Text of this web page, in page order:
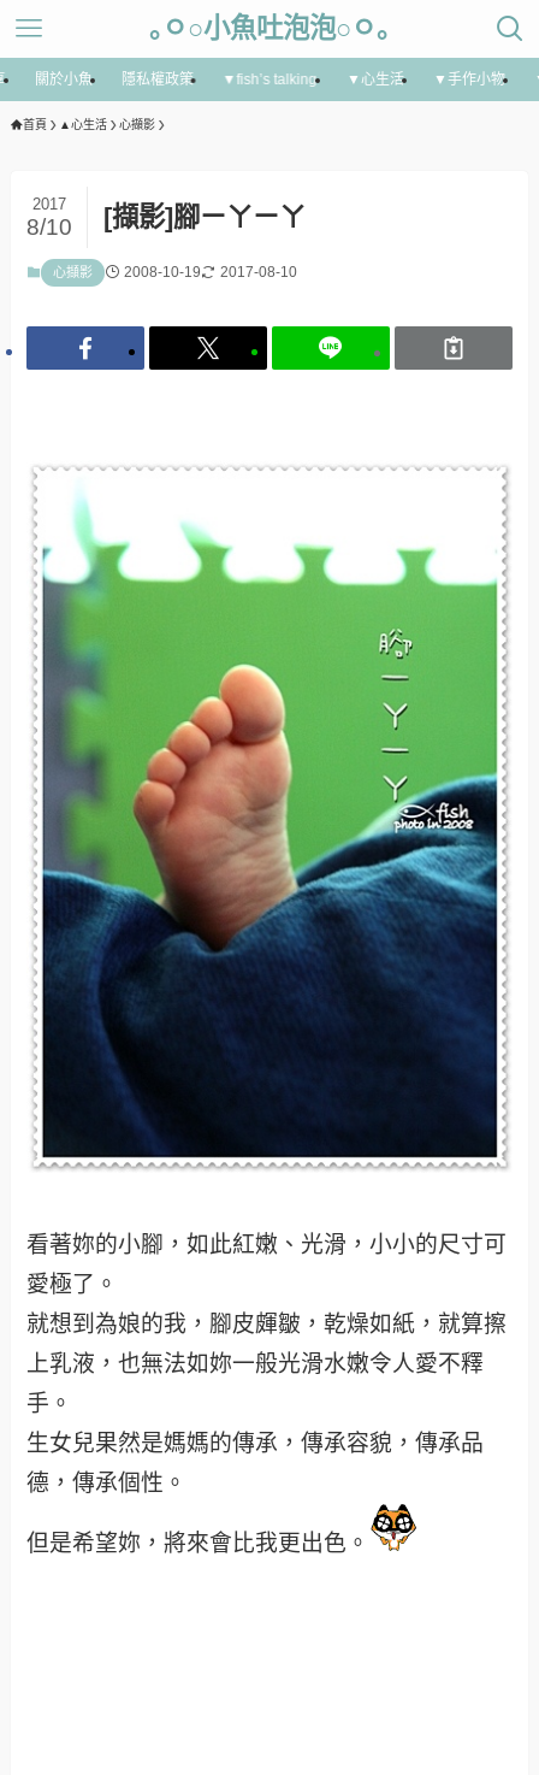
｡ㅇ○小魚吐泡泡○ㅇ｡
關於小魚 隱私權政策 ▼fish’s talking ▼心生活 ▼手作小物
首頁 ▲心生活 心擷影
[擷影]腳ㄧㄚㄧㄚ
2017
8/10
心擷影 2008-10-19 2017-08-10
看著妳的小腳，如此紅嫩、光滑，小小的尺寸可
愛極了。
就想到為娘的我，腳皮皹皺，乾燥如紙，就算擦
上乳液，也無法如妳一般光滑水嫩令人愛不釋
手。
生女兒果然是媽媽的傳承，傳承容貌，傳承品
德，傳承個性。
但是希望妳，將來會比我更出色。